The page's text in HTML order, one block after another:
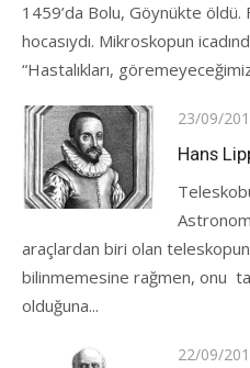
1459’da Bolu, Göynükte öldü.
hocasıydı. Mikroskopun
“Hastalıkları,
Posted
on
23/09/
Hans
araçlardan biri olan
bilinmemesine rağmen, onu
olduğuna...
Posted
22/09/